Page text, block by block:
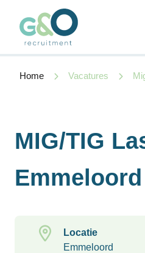
Home Vacatures
MIG/TIG
Emmeloord
Locatie
Emmeloord